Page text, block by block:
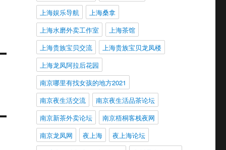
上海娱乐导航
上海桑拿
上海水磨外卖工作室
上海茶馆
上海贵族宝贝交流
上海贵族宝贝龙凤楼
上海龙凤阿拉后花园
南京哪里有找女孩的地方2021
南京夜生活交流
南京夜生活品茶论坛
南京新茶外卖论坛
南京梧桐客栈夜网
南京龙凤网
夜上海
夜上海论坛